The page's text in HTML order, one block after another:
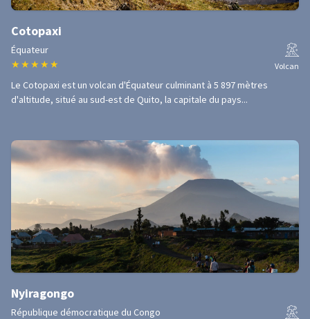
Cotopaxi
Équateur
★ ★ ★ ★ ★ Volcan
Le Cotopaxi est un volcan d'Équateur culminant à 5 897 mètres
d'altitude, situé au sud-est de Quito, la capitale du pays...
Nyiragongo
République démocratique du Congo